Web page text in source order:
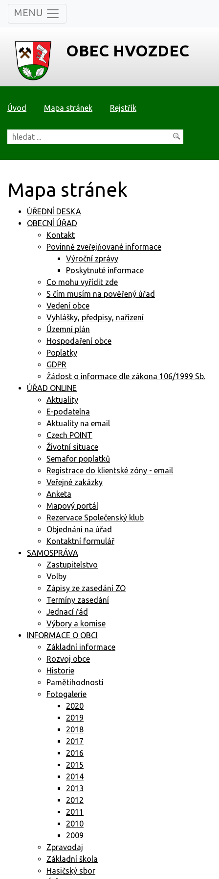
MENU
OBEC HVOZDEC
Úvod Mapa stránek Rejstřík
Mapa stránek
ÚŘEDNÍ DESKA
OBECNÍ ÚŘAD
Kontakt
Povinně zveřejňované informace
Výroční zprávy
Poskytnuté informace
Co mohu vyřídit zde
S čím musím na pověřený úřad
Vedení obce
Vyhlášky, předpisy, nařízení
Územní plán
Hospodaření obce
Poplatky
GDPR
Žádost o informace dle zákona 106/1999 Sb.
ÚŘAD ONLINE
Aktuality
E-podatelna
Aktuality na email
Czech POINT
Životní situace
Semafor poplatků
Registrace do klientské zóny - email
Veřejné zakázky
Anketa
Mapový portál
Rezervace Společenský klub
Objednání na úřad
Kontaktní formulář
SAMOSPRÁVA
Zastupitelstvo
Volby
Zápisy ze zasedání ZO
Termíny zasedání
Jednací řád
Výbory a komise
INFORMACE O OBCI
Základní informace
Rozvoj obce
Historie
Pamětihodnosti
Fotogalerie
2020
2019
2018
2017
2016
2015
2014
2013
2012
2011
2010
2009
Zpravodaj
Základní škola
Hasičský sbor